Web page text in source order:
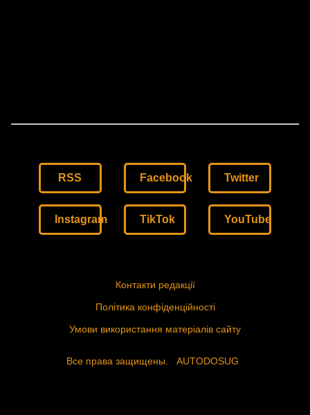
RSS Facebook Twitter
Instagram TikTok YouTube
Контакти редакції
Політика конфіденційності
Умови використання матеріалів сайту
Все права защищены. AUTODOSUG